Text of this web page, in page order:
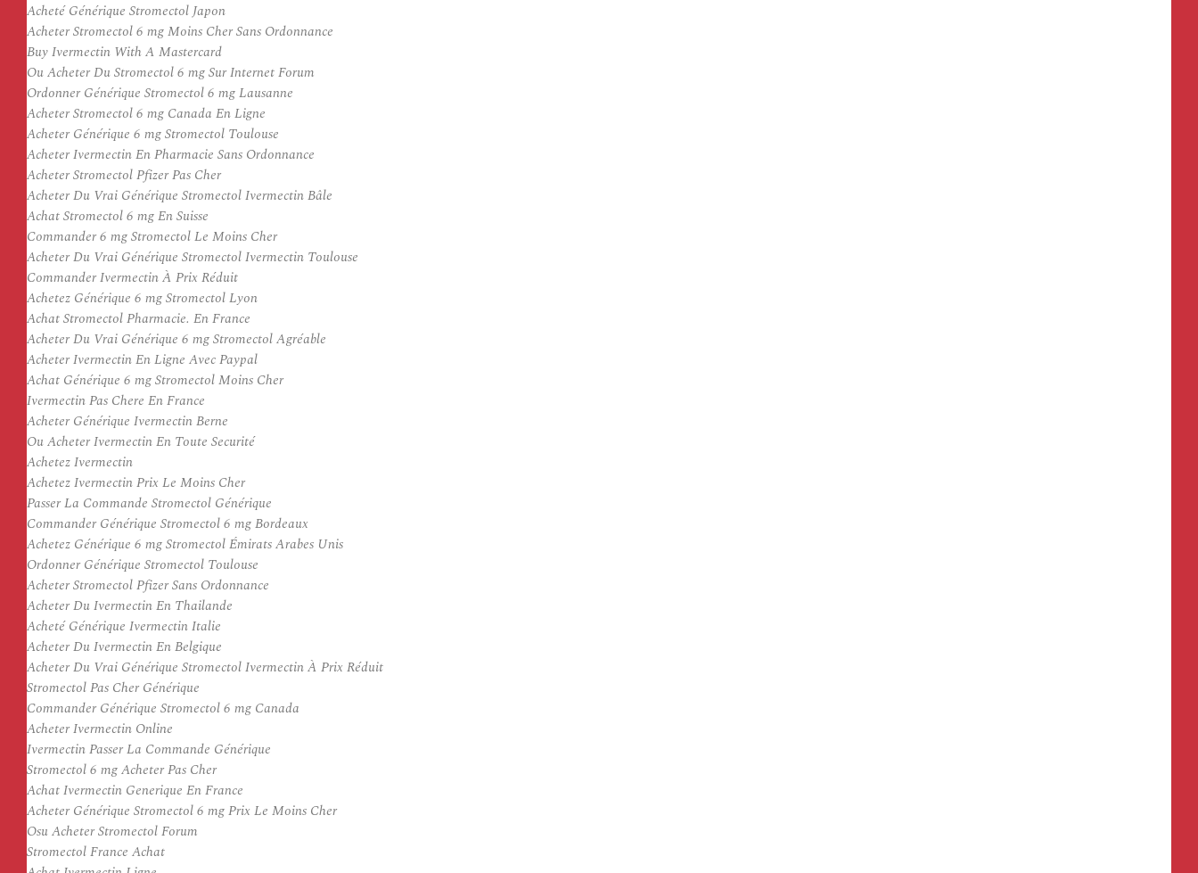
Acheté Générique Stromectol Japon
Acheter Stromectol 6 mg Moins Cher Sans Ordonnance
Buy Ivermectin With A Mastercard
Ou Acheter Du Stromectol 6 mg Sur Internet Forum
Ordonner Générique Stromectol 6 mg Lausanne
Acheter Stromectol 6 mg Canada En Ligne
Acheter Générique 6 mg Stromectol Toulouse
Acheter Ivermectin En Pharmacie Sans Ordonnance
Acheter Stromectol Pfizer Pas Cher
Acheter Du Vrai Générique Stromectol Ivermectin Bâle
Achat Stromectol 6 mg En Suisse
Commander 6 mg Stromectol Le Moins Cher
Acheter Du Vrai Générique Stromectol Ivermectin Toulouse
Commander Ivermectin À Prix Réduit
Achetez Générique 6 mg Stromectol Lyon
Achat Stromectol Pharmacie. En France
Acheter Du Vrai Générique 6 mg Stromectol Agréable
Acheter Ivermectin En Ligne Avec Paypal
Achat Générique 6 mg Stromectol Moins Cher
Ivermectin Pas Chere En France
Acheter Générique Ivermectin Berne
Ou Acheter Ivermectin En Toute Securité
Achetez Ivermectin
Achetez Ivermectin Prix Le Moins Cher
Passer La Commande Stromectol Générique
Commander Générique Stromectol 6 mg Bordeaux
Achetez Générique 6 mg Stromectol Émirats Arabes Unis
Ordonner Générique Stromectol Toulouse
Acheter Stromectol Pfizer Sans Ordonnance
Acheter Du Ivermectin En Thailande
Acheté Générique Ivermectin Italie
Acheter Du Ivermectin En Belgique
Acheter Du Vrai Générique Stromectol Ivermectin À Prix Réduit
Stromectol Pas Cher Générique
Commander Générique Stromectol 6 mg Canada
Acheter Ivermectin Online
Ivermectin Passer La Commande Générique
Stromectol 6 mg Acheter Pas Cher
Achat Ivermectin Generique En France
Acheter Générique Stromectol 6 mg Prix Le Moins Cher
Osu Acheter Stromectol Forum
Stromectol France Achat